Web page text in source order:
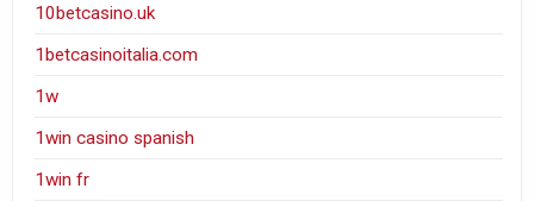
10betcasino.uk
1betcasinoitalia.com
1w
1win casino spanish
1win fr